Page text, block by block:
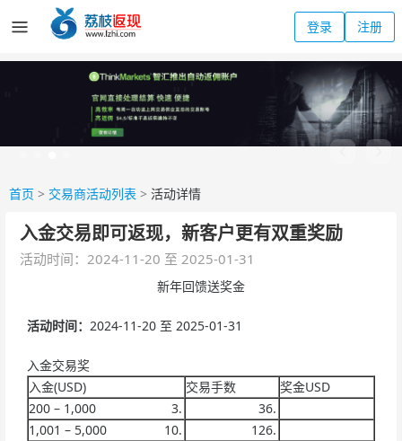
登录 注册
首页 > 交易商活动列表 > 活动详情
入金交易即可返现，新客户更有双重奖励
活动时间：2024-11-20 至 2025-01-31
新年回馈送奖金
活动时间： 2024-11-20 至 2025-01-31
入金交易奖
入金(USD)
交易手数
奖金USD
200 – 1,000
1,001 – 5,000